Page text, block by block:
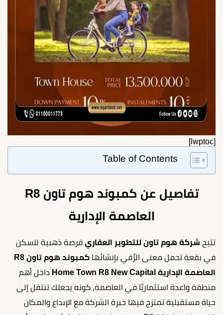
[lwptoc]
Table of Contents
تفاصيل عن كمبوند هوم تاون R8
العاصمة الإدارية
تتيح شركة هوم تاون للتطوير العقاري فرصة ذهبية للسكن
في بقعة تحمل معنى الرُقي بإنشائها
كمبوند هوم تاون R8
العاصمة الإدارية Home Town R8 New Capital
داخل أهم
منطقة واعدة استثماريًا في العاصمة، كونه يجعلك تنتقل إلى
حياة مستقبلية تمتزج فيها خبرة الشركة مع الإبداع والمكان